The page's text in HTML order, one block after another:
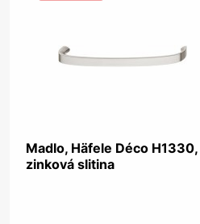
Madlo, Häfele Déco H1330,
zinková slitina